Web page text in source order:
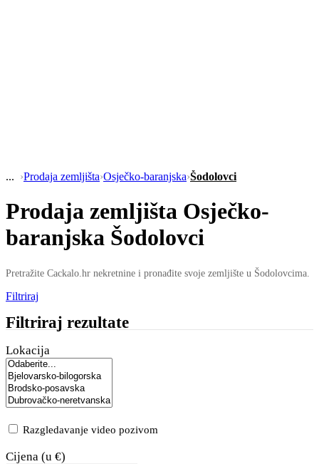
›Prodaja zemljišta›Osječko-baranjska›Šodolovci
Prodaja zemljišta Osječko-
baranjska Šodolovci
Pretražite Cackalo.hr nekretnine i pronađite svoje zemljište u Šodolovcima.
Filtriraj
Filtriraj rezultate
Lokacija
Razgledavanje video pozivom
Cijena (u €)